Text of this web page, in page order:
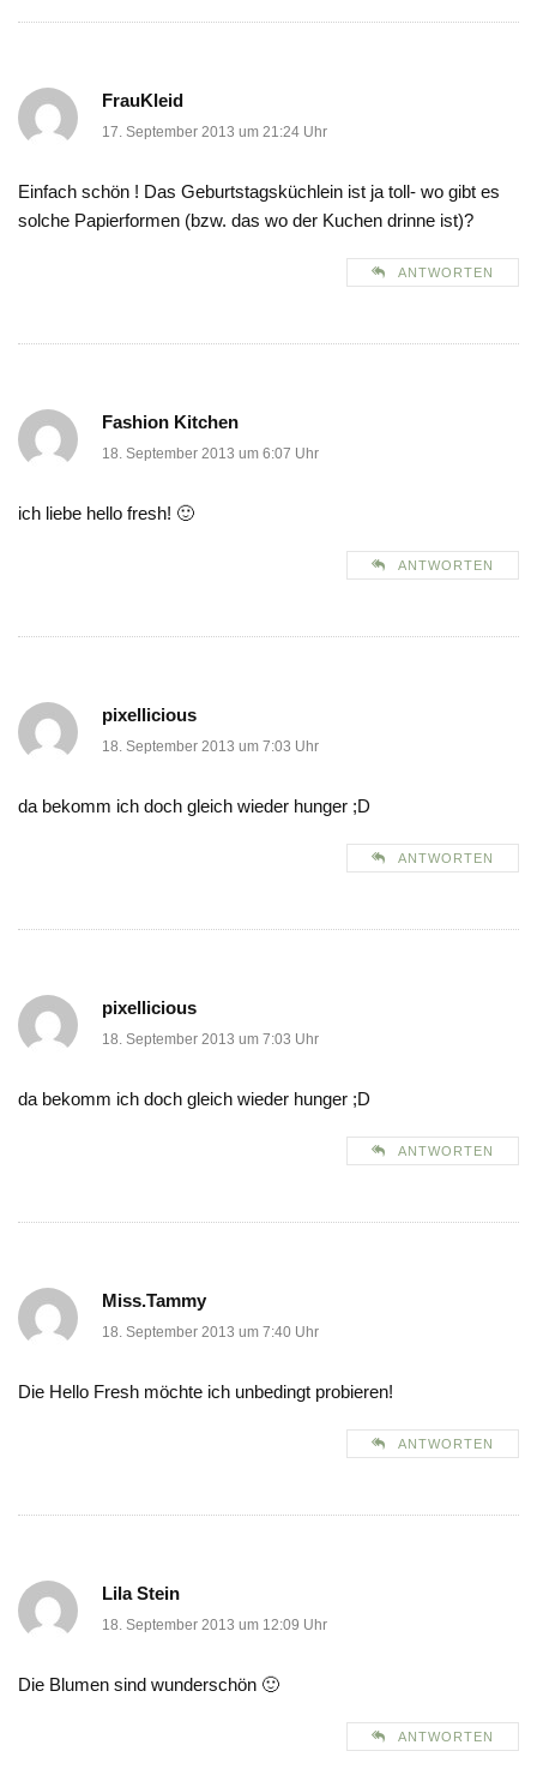
FrauKleid
17. September 2013 um 21:24 Uhr
Einfach schön ! Das Geburtstagsküchlein ist ja toll- wo gibt es
solche Papierformen (bzw. das wo der Kuchen drinne ist)?
ANTWORTEN
Fashion Kitchen
18. September 2013 um 6:07 Uhr
ich liebe hello fresh! 🙂
ANTWORTEN
pixellicious
18. September 2013 um 7:03 Uhr
da bekomm ich doch gleich wieder hunger ;D
ANTWORTEN
pixellicious
18. September 2013 um 7:03 Uhr
da bekomm ich doch gleich wieder hunger ;D
ANTWORTEN
Miss.Tammy
18. September 2013 um 7:40 Uhr
Die Hello Fresh möchte ich unbedingt probieren!
ANTWORTEN
Lila Stein
18. September 2013 um 12:09 Uhr
Die Blumen sind wunderschön 🙂
ANTWORTEN